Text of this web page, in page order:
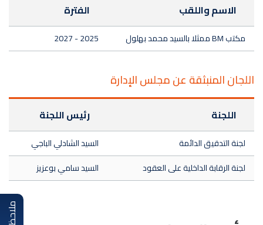
الاسم واللقب الفترة
مكتب BM ممثلا بالسيد محمد بهلول 2025 - 2027
اللجان المنبثقة عن مجلس الإدارة
اللجنة رئيس اللجنة
لجنة التدقيق الدائمة
السيد الشادلي الباجي
لجنة الرقابة الداخلية على العقود
السيد سامي بوعزيز
ملاحظات